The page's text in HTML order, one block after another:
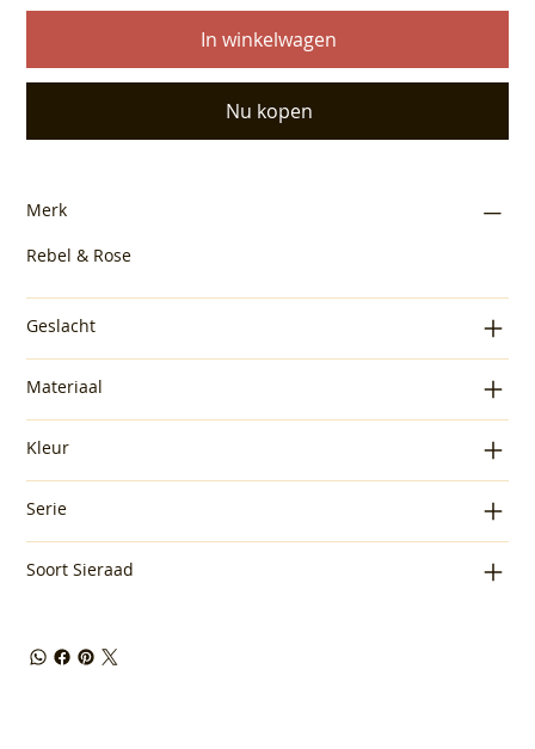
In winkelwagen
Nu kopen
Merk
Rebel & Rose
Geslacht
Materiaal
Kleur
Serie
Soort Sieraad